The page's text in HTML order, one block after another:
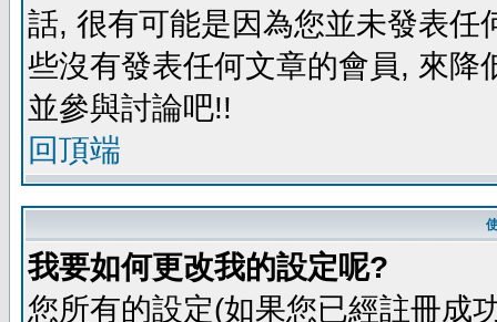
話, 很有可能是因為您並未發表
些沒有發表任何文章的會員, 來
並參與討論吧!!
回頂端
我要如何更改我的設定呢?
您所有的設定(如果您已經註冊成